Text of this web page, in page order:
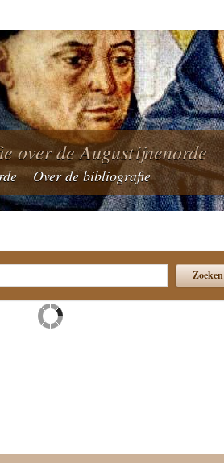
over de Augustijnenorde
Over de bibliografie
Zoeken